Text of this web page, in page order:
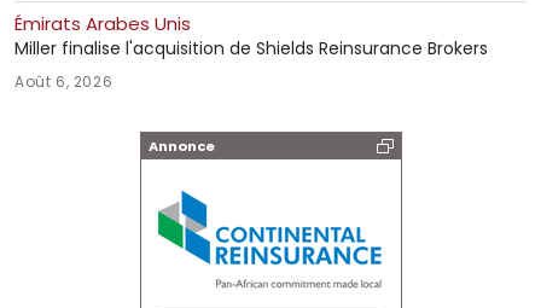
Émirats Arabes Unis
Miller finalise l'acquisition de Shields Reinsurance Brokers
Août 6, 2026
Annonce